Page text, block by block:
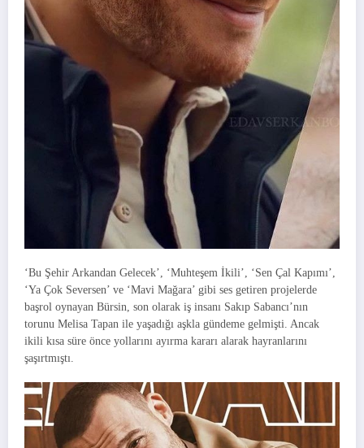
‘Bu Şehir Arkandan Gelecek’, ‘Muhteşem İkili’, ‘Sen Çal Kapımı’,
‘Ya Çok Seversen’ ve ‘Mavi Mağara’ gibi ses getiren projelerde
başrol oynayan Bürsin, son olarak iş insanı Sakıp Sabancı’nın
torunu Melisa Tapan ile yaşadığı aşkla gündeme gelmişti. Ancak
ikili kısa süre önce yollarını ayırma kararı alarak hayranlarını
şaşırtmıştı.